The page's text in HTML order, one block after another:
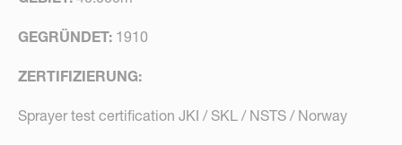
GEGRÜNDET: 1910
ZERTIFIZIERUNG:
Sprayer test certification JKI / SKL / NSTS / Norway